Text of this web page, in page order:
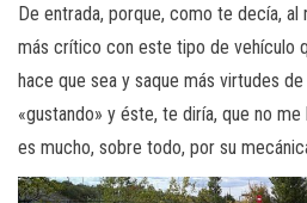
De entrada, porque, como te decía, al
más crítico con este tipo de vehículo
hace que sea y saque más virtudes
«gustando» y éste, te diría, que no
es mucho, sobre todo, por su